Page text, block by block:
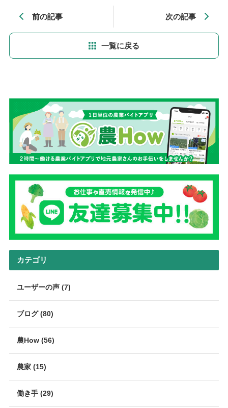
前の記事
一覧に戻る
次の記事
カテゴリ
ユーザーの声 (7)
ブログ (80)
農How (56)
農家 (15)
働き手 (29)